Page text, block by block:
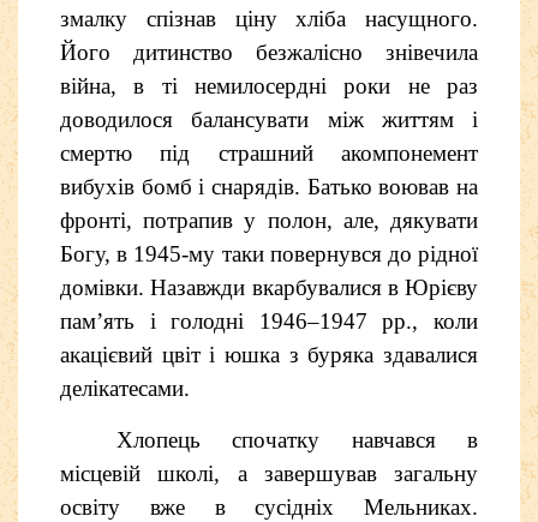
змалку спізнав ціну хліба насущного.
Його дитинство безжалісно знівечила
війна, в ті немилосердні роки не раз
доводилося балансувати між життям і
смертю під страшний акомпонемент
вибухів бомб і снарядів. Батько воював на
фронті, потрапив у полон, але, дякувати
Богу, в 1945-му таки повернувся до рідної
домівки. Назавжди вкарбувалися в Юрієву
пам’ять і голодні 1946–1947 рр., коли
акацієвий цвіт і юшка з буряка здавалися
делікатесами.
Хлопець спочатку навчався в
місцевій школі, а завершував загальну
освіту вже в сусідніх Мельниках.